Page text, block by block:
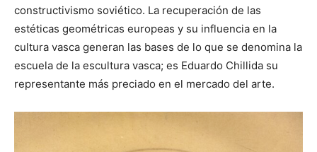
constructivismo soviético. La recuperación de las
estéticas geométricas europeas y su influencia en la
cultura vasca generan las bases de lo que se denomina la
escuela de la escultura vasca; es Eduardo Chillida su
representante más preciado en el mercado del arte.